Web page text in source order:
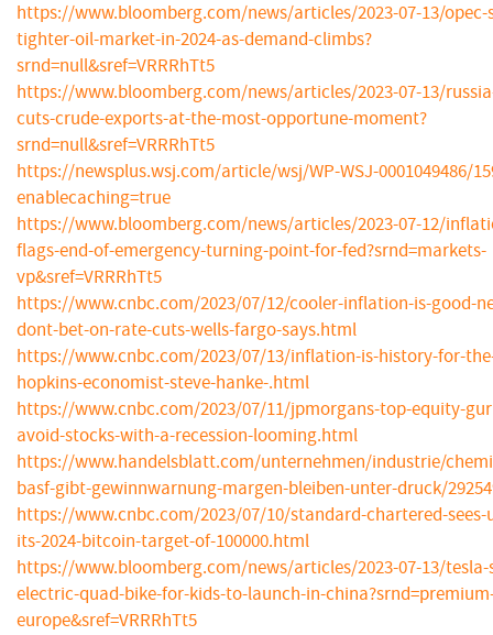
https://www.bloomberg.com/news/articles/2023-07-13/opec-
tighter-oil-market-in-2024-as-demand-climbs?
srnd=null&sref=VRRRhTt5
https://www.bloomberg.com/news/articles/2023-07-13/
cuts-crude-exports-at-the-most-opportune-moment?
srnd=null&sref=VRRRhTt5
https://newsplus.wsj.com/article/wsj/WP-WSJ-0001049486/
enablecaching=true
https://www.bloomberg.com/news/articles/2023-07-12/
flags-end-of-emergency-turning-point-for-fed?srnd=markets-
vp&sref=VRRRhTt5
https://www.cnbc.com/2023/07/12/cooler-inflation-is-good-
dont-bet-on-rate-cuts-wells-fargo-says.html
https://www.cnbc.com/2023/07/13/inflation-is-history-for-
hopkins-economist-steve-hanke-.html
https://www.cnbc.com/2023/07/11/jpmorgans-top-equity-
avoid-stocks-with-a-recession-looming.html
https://www.handelsblatt.com/unternehmen/industrie/
basf-gibt-gewinnwarnung-margen-bleiben-unter-druck/
https://www.cnbc.com/2023/07/10/standard-chartered-sees-
its-2024-bitcoin-target-of-100000.html
https://www.bloomberg.com/news/articles/2023-07-13/tesla-
electric-quad-bike-for-kids-to-launch-in-
europe&sref=VRRRhTt5